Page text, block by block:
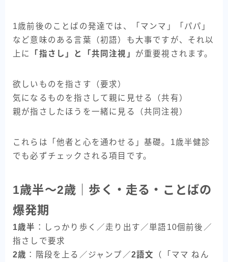
1歳前後のことばの発達では、「マンマ」「パパ」
など意味のある言葉（初語）も大事ですが、それ以
上に
「指さし」と「共同注視」 が重要視されます。
欲しいものを指さす（要求）
気になるものを指さして親に見せる（共有）
親が指さしたほうを一緒に見る（共同注視）
これらは「他者と心を通わせる」基礎。1歳半健診
でも必ずチェックされる項目です。
1歳半〜2歳｜歩く・走る・ことばの
爆発期
1歳半 ：しっかり歩く／走り出す／単語10個前後／
指さしで要求
2歳 ：階段を上る／ジャンプ／2語文
（「ママ ねん